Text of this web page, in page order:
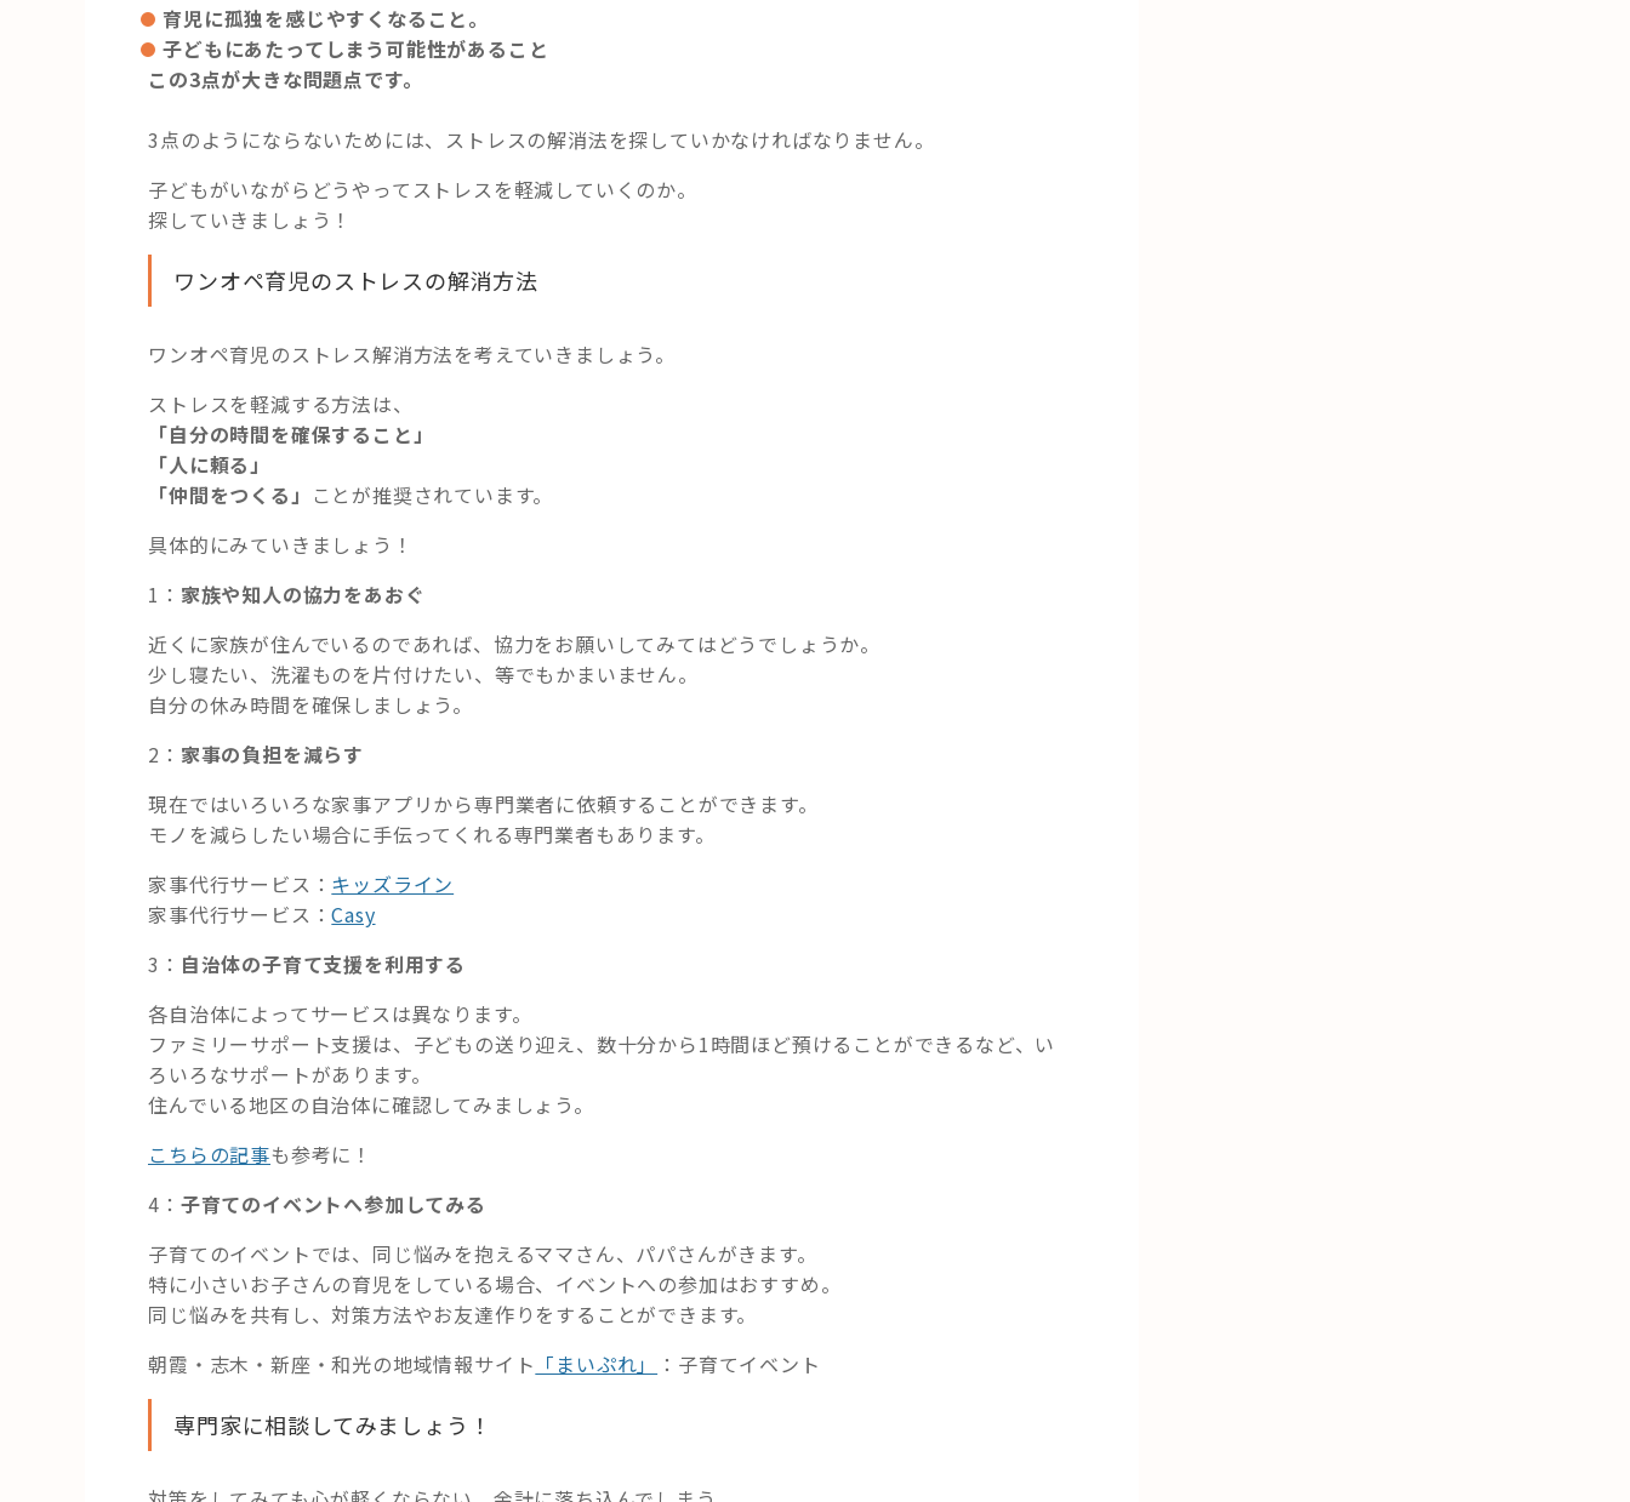
育児に孤独を感じやすくなること。
子どもにあたってしまう可能性があること
この3点が大きな問題点です。
3点のようにならないためには、ストレスの解消法を探していかなければなりません。
子どもがいながらどうやってストレスを軽減していくのか。
探していきましょう！
ワンオペ育児のストレスの解消方法
ワンオペ育児のストレス解消方法を考えていきましょう。
ストレスを軽減する方法は、
「自分の時間を確保すること」
「人に頼る」
「仲間をつくる」 ことが推奨されています。
具体的にみていきましょう！
1： 家族や知人の協力をあおぐ
近くに家族が住んでいるのであれば、協力をお願いしてみてはどうでしょうか。
少し寝たい、洗濯ものを片付けたい、等でもかまいません。
自分の休み時間を確保しましょう。
2： 家事の負担を減らす
現在ではいろいろな家事アプリから専門業者に依頼することができます。
モノを減らしたい場合に手伝ってくれる専門業者もあります。
家事代行サービス： キッズライン
家事代行サービス：Casy
3： 自治体の子育て支援を利用する
各自治体によってサービスは異なります。
ファミリーサポート支援は、子どもの送り迎え、数十分から1時間ほど預けることができるなど、い
ろいろなサポートがあります。
住んでいる地区の自治体に確認してみましょう。
こちらの記事も参考に！
4： 子育てのイベントへ参加してみる
子育てのイベントでは、同じ悩みを抱えるママさん、パパさんがきます。
特に小さいお子さんの育児をしている場合、イベントへの参加はおすすめ。
同じ悩みを共有し、対策方法やお友達作りをすることができます。
朝霞・志木・新座・和光の地域情報サイト 「まいぷれ」 ：子育てイベント
専門家に相談してみましょう！